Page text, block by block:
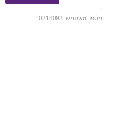
מספר משתמש: 10318093